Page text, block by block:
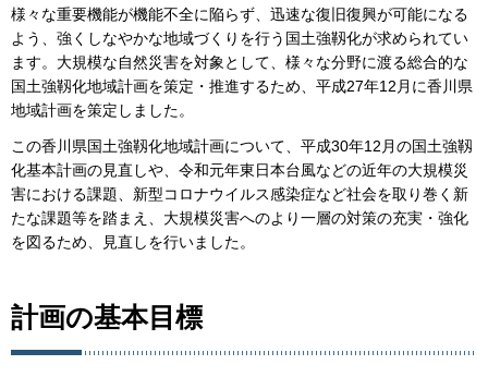
様々な重要機能が機能不全に陥らず、迅速な復旧復興が可能になる
よう、強くしなやかな地域づくりを行う国土強靱化が求められてい
ます。大規模な自然災害を対象として、様々な分野に渡る総合的な
国土強靱化地域計画を策定・推進するため、平成27年12月に香川県
地域計画を策定しました。
この香川県国土強靱化地域計画について、平成30年12月の国土強靱
化基本計画の見直しや、令和元年東日本台風などの近年の大規模災
害における課題、新型コロナウイルス感染症など社会を取り巻く新
たな課題等を踏まえ、大規模災害へのより一層の対策の充実・強化
を図るため、見直しを行いました。
計画の基本目標